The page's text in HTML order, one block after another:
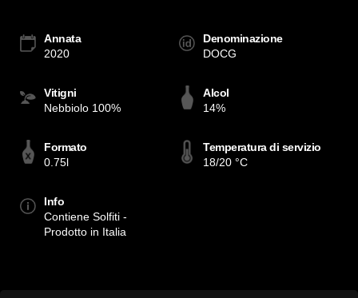
Annata
2020
Denominazione
DOCG
Vitigni
Nebbiolo 100%
Alcol
14%
Formato
0.75l
Temperatura di servizio
18/20 °C
Info
Contiene Solfiti -
Prodotto in Italia